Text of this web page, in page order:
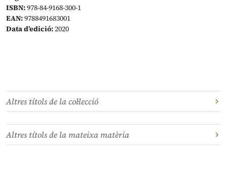
ISBN:978-84-9168-300-1
EAN:9788491683001
Data d’edició:2020
Altres títols de la col·lecció
Altres títols de la mateixa matèria